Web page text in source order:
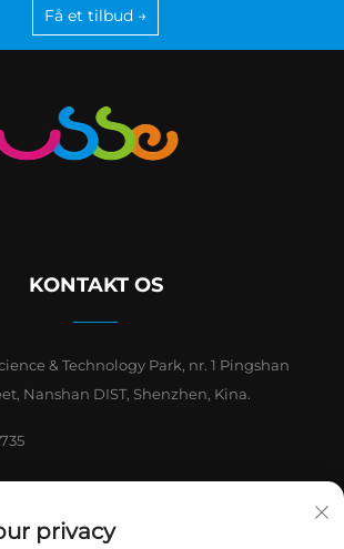
Få et tilbud →
KONTAKT OS
& Technology Park, nr. 1 Pingshan
Nanshan DIST, Shenzhen, Kina.
privacy